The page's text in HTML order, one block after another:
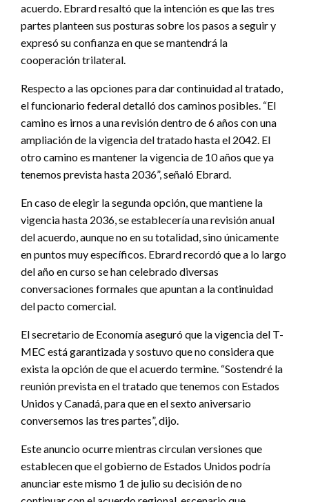
acuerdo. Ebrard resaltó que la intención es que las tres
partes planteen sus posturas sobre los pasos a seguir y
expresó su confianza en que se mantendrá la
cooperación trilateral.
Respecto a las opciones para dar continuidad al tratado,
el funcionario federal detalló dos caminos posibles. “El
camino es irnos a una revisión dentro de 6 años con una
ampliación de la vigencia del tratado hasta el 2042. El
otro camino es mantener la vigencia de 10 años que ya
tenemos prevista hasta 2036”, señaló Ebrard.
En caso de elegir la segunda opción, que mantiene la
vigencia hasta 2036, se establecería una revisión anual
del acuerdo, aunque no en su totalidad, sino únicamente
en puntos muy específicos. Ebrard recordó que a lo largo
del año en curso se han celebrado diversas
conversaciones formales que apuntan a la continuidad
del pacto comercial.
El secretario de Economía aseguró que la vigencia del T-
MEC está garantizada y sostuvo que no considera que
exista la opción de que el acuerdo termine. “Sostendré la
reunión prevista en el tratado que tenemos con Estados
Unidos y Canadá, para que en el sexto aniversario
conversemos las tres partes”, dijo.
Este anuncio ocurre mientras circulan versiones que
establecen que el gobierno de Estados Unidos podría
anunciar este mismo 1 de julio su decisión de no